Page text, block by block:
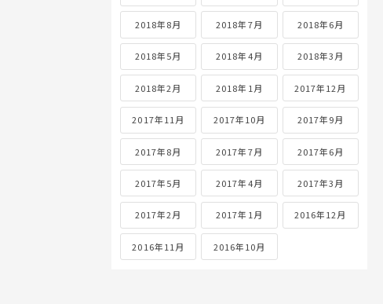
2018年8月 2018年7月 2018年6月
2018年5月 2018年4月 2018年3月
2018年2月 2018年1月 2017年12月
2017年11月 2017年10月 2017年9月
2017年8月 2017年7月 2017年6月
2017年5月 2017年4月 2017年3月
2017年2月 2017年1月 2016年12月
2016年11月 2016年10月